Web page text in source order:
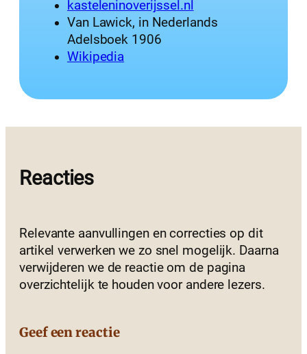
kasteleninoverijssel.nl
Van Lawick, in Nederlands
Adelsboek 1906
Wikipedia
Reacties
Relevante aanvullingen en correcties op dit
artikel verwerken we zo snel mogelijk. Daarna
verwijderen we de reactie om de pagina
overzichtelijk te houden voor andere lezers.
Geef een reactie